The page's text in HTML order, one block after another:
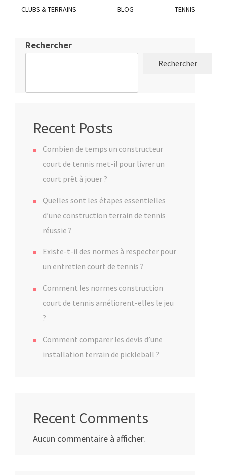
CLUBS & TERRAINS BLOG TENNIS
Rechercher
Rechercher
Recent Posts
Combien de temps un constructeur
court de tennis met-il pour livrer un
court prêt à jouer ?
Quelles sont les étapes essentielles
d’une construction terrain de tennis
réussie ?
Existe-t-il des normes à respecter pour
un entretien court de tennis ?
Comment les normes construction
court de tennis améliorent-elles le jeu
?
Comment comparer les devis d’une
installation terrain de pickleball ?
Recent Comments
Aucun commentaire à afficher.